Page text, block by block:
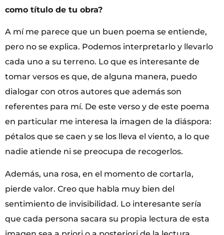
como título de tu obra?
A mí me parece que un buen poema se entiende,
pero no se explica. Podemos interpretarlo y llevarlo
cada uno a su terreno. Lo que es interesante de
tomar versos es que, de alguna manera, puedo
dialogar con otros autores que además son
referentes para mí. De este verso y de este poema
en particular me interesa la imagen de la diáspora:
pétalos que se caen y se los lleva el viento, a lo que
nadie atiende ni se preocupa de recogerlos.
Además, una rosa, en el momento de cortarla,
pierde valor. Creo que habla muy bien del
sentimiento de invisibilidad. Lo interesante sería
que cada persona sacara su propia lectura de esta